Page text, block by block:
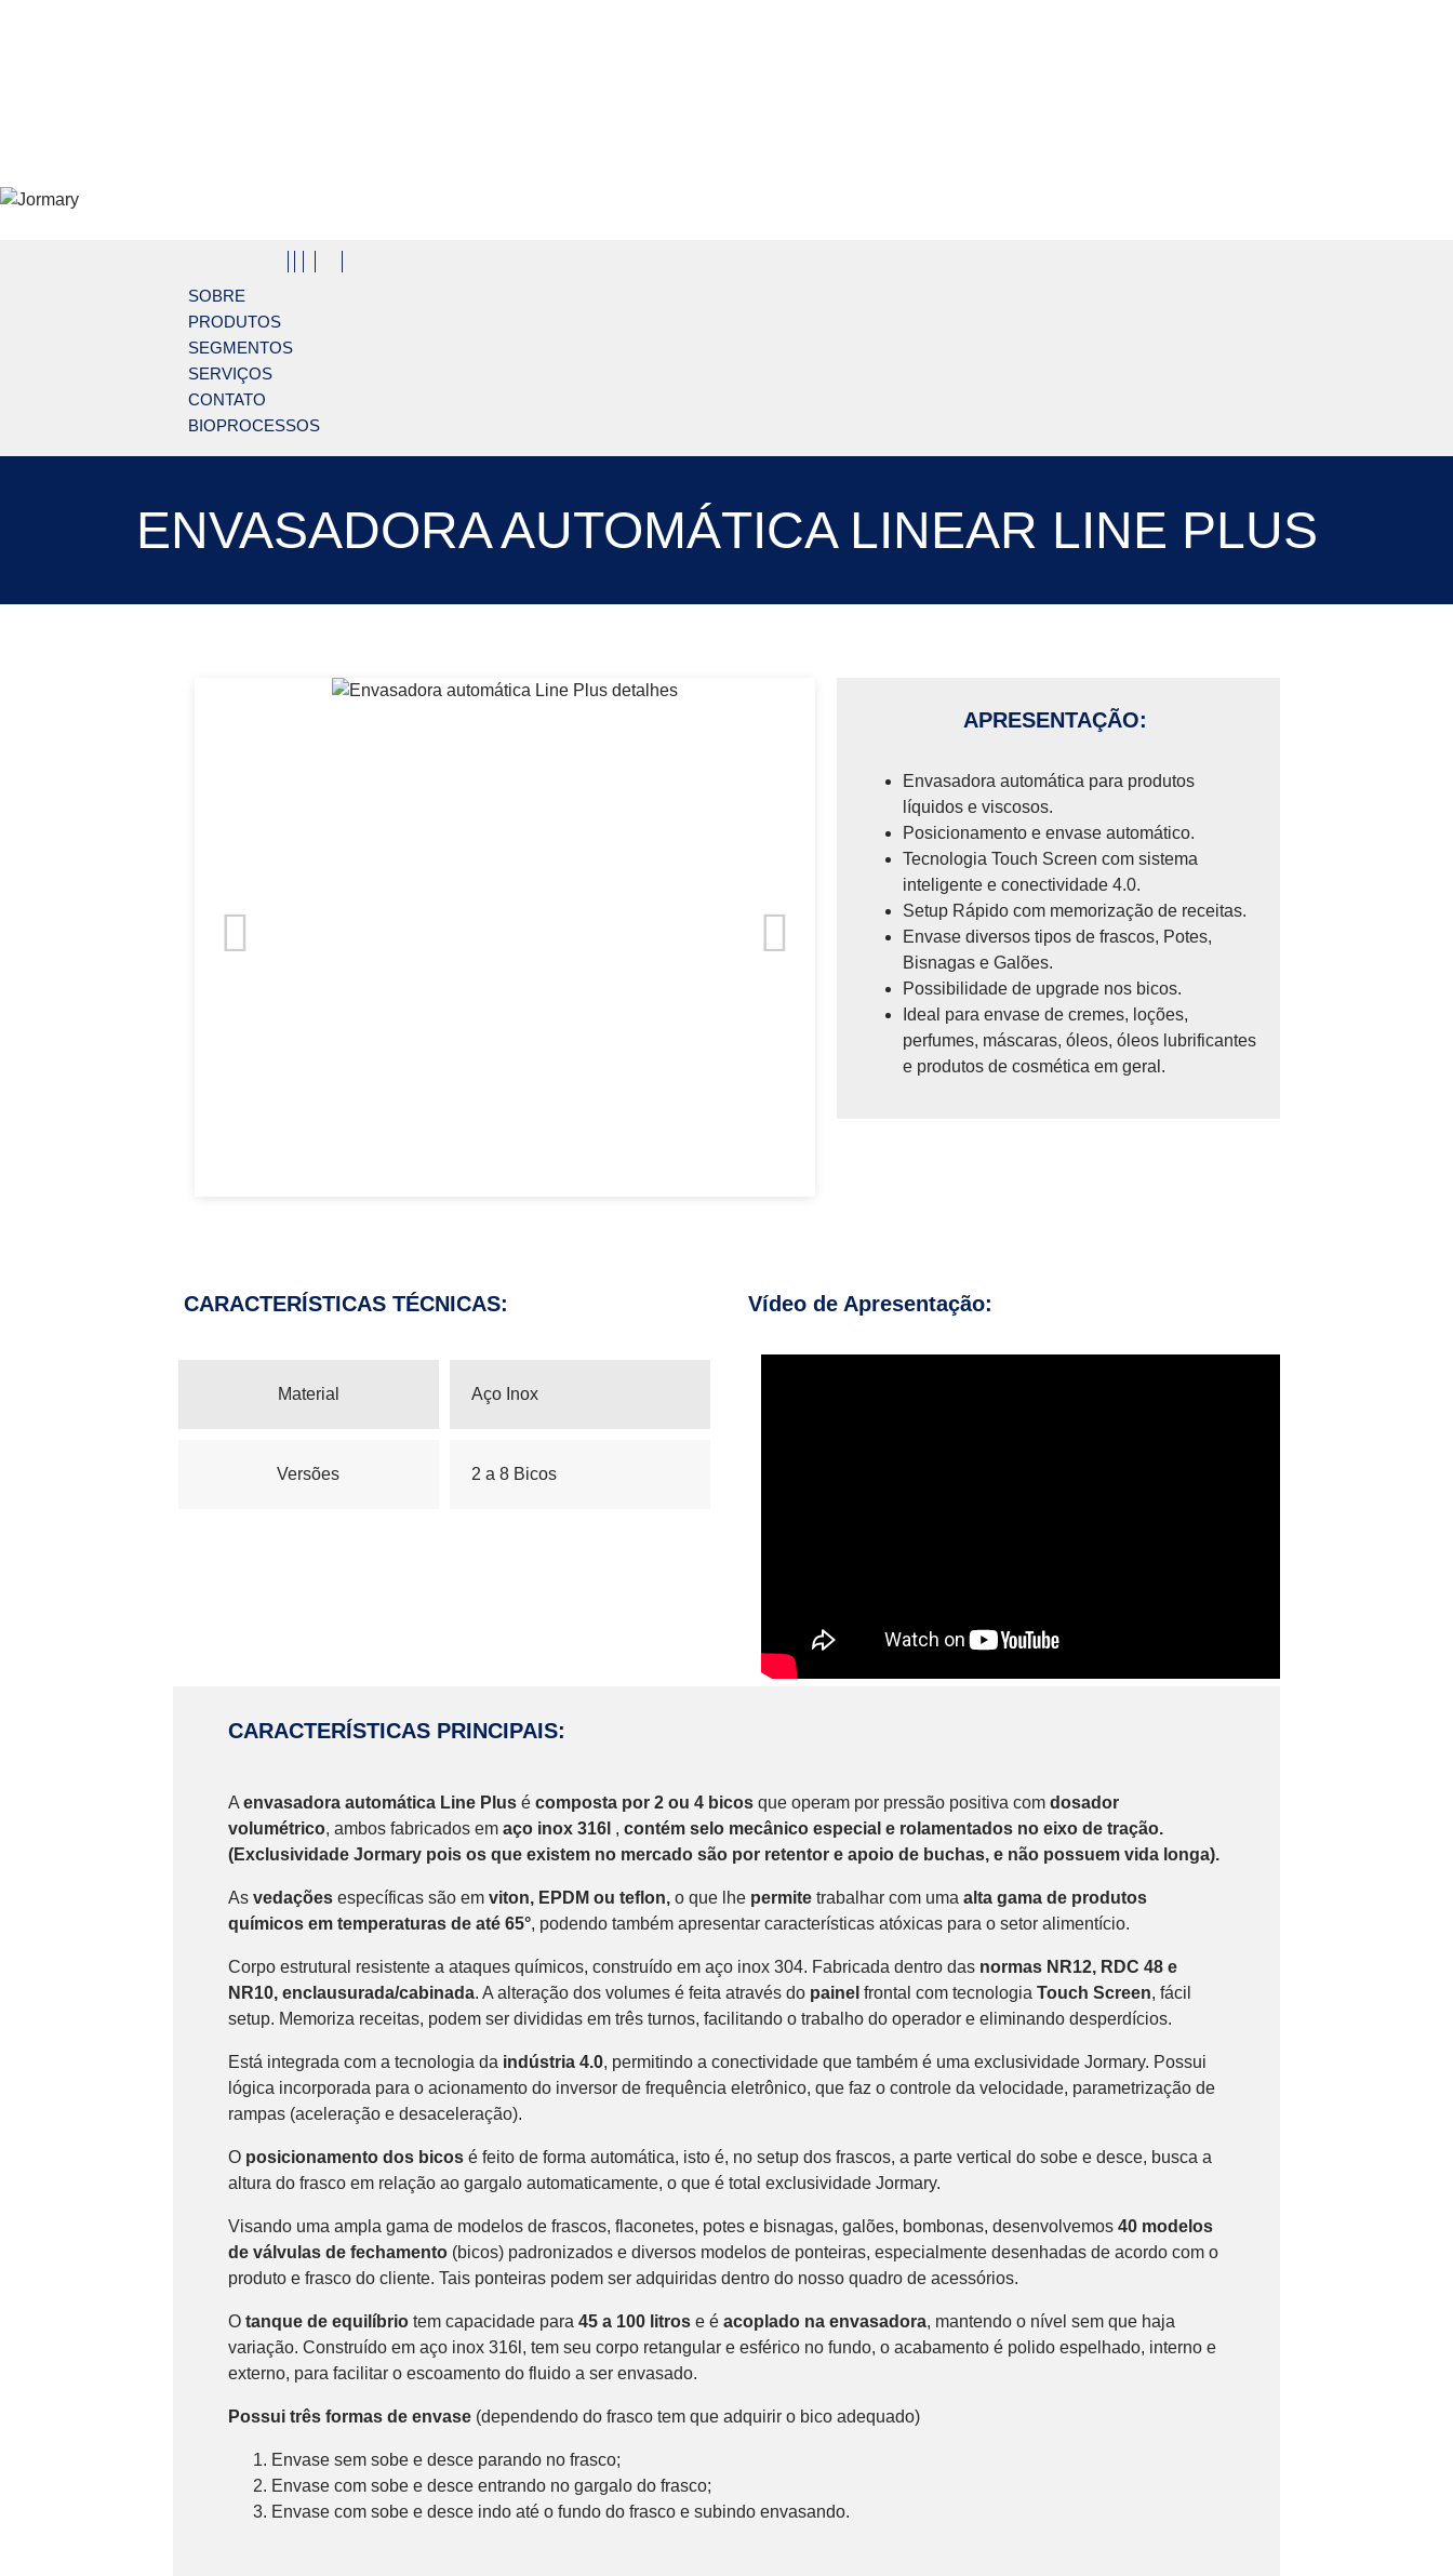
SOBRE
PRODUTOS
SEGMENTOS
SERVIÇOS
CONTATO
BIOPROCESSOS
ENVASADORA AUTOMÁTICA LINEAR LINE PLUS
APRESENTAÇÃO:
Envasadora automática para produtos
líquidos e viscosos.
Posicionamento e envase automático.
Tecnologia Touch Screen com sistema
inteligente e conectividade 4.0.
Setup Rápido com memorização de receitas.
Envase diversos tipos de frascos, Potes,
Bisnagas e Galões.
Possibilidade de upgrade nos bicos.
Ideal para envase de cremes, loções,
perfumes, máscaras, óleos, óleos lubrificantes
e produtos de cosmética em geral.
CARACTERÍSTICAS TÉCNICAS:
Material Aço Inox
Versões 2 a 8 Bicos
Vídeo de Apresentação:
CARACTERÍSTICAS PRINCIPAIS:
Aenvasadora automática Line Plusé composta por 2 ou 4 bicos que operam por pressão positiva comdosador
volumétrico, ambos fabricados emaço inox 316l ,contém selo mecânico especial e rolamentados no eixo de tração.
(Exclusividade Jormary pois os que existem no mercado são por retentor e apoio de buchas, e não possuem vida longa).
Asvedaçõesespecíficas são emviton, EPDM ou teflon,o que lhe permitetrabalhar com umaalta gama de produtos
químicos em temperaturas de até 65°, podendo também apresentar características atóxicas para o setor alimentício.
Corpo estrutural resistente a ataques químicos, construído em aço inox 304. Fabricada dentro das normas NR12, RDC 48 e
NR10, enclausurada/cabinada. A alteração dos volumes é feita através do painelfrontal com tecnologiaTouch Screen, fácil
setup. Memoriza receitas, podem ser divididas em três turnos, facilitando o trabalho do operador e eliminando desperdícios.
Está integrada com a tecnologia da indústria 4.0, permitindo a conectividade que também é uma exclusividade Jormary. Possui
lógica incorporada para o acionamento do inversor de frequência eletrônico, que faz o controle da velocidade, parametrização de
rampas (aceleração e desaceleração).
O posicionamento dos bicos é feito de forma automática, isto é, no setup dos frascos, a parte vertical do sobe e desce, busca a
altura do frasco em relação ao gargalo automaticamente, o que é total exclusividade Jormary.
Visando uma ampla gama de modelos de frascos, flaconetes, potes e bisnagas, galões, bombonas, desenvolvemos40 modelos
de válvulas de fechamento (bicos) padronizados e diversos modelos de ponteiras, especialmente desenhadas de acordo com o
produto e frasco do cliente. Tais ponteiras podem ser adquiridas dentro do nosso quadro de acessórios.
Otanque de equilíbrio tem capacidade para45 a 100 litros e éacoplado na envasadora, mantendo o nível sem que haja
variação. Construído em aço inox 316l, tem seu corpo retangular e esférico no fundo, o acabamento é polido espelhado, interno e
externo, para facilitar o escoamento do fluido a ser envasado.
Possui três formas de envase (dependendo do frasco tem que adquirir o bico adequado)
Envase sem sobe e desce parando no frasco;
Envase com sobe e desce entrando no gargalo do frasco;
Envase com sobe e desce indo até o fundo do frasco e subindo envasando.